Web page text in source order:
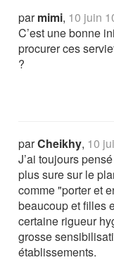
parmimi, 10 juin
C’est une bonne
procurer ces
?
parCheikhy, 10
J’ai toujours
plus sure sur le
comme "porter et
beaucoup et filles
certaine rigueur
grosse
établissements.